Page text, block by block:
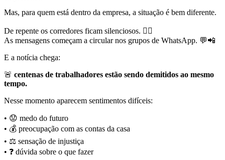
Mas, para quem está dentro da empresa, a situação é bem diferente.
De repente os corredores ficam silenciosos. 😶‍🌫️
As mensagens começam a circular nos grupos de WhatsApp. 💬📲
E a notícia chega:
🚨 centenas de trabalhadores estão sendo demitidos ao mesmo
tempo.
Nesse momento aparecem sentimentos difíceis:
• 😟 medo do futuro
• 💰 preocupação com as contas da casa
• ⚖️ sensação de injustiça
• ❓ dúvida sobre o que fazer